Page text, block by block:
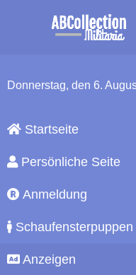
Donnerstag, den 6.
Startseite
Persönliche Seite
Anmeldung
Schaufensterpuppen
Anzeigen